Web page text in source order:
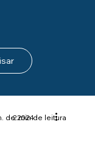
de 2024
2 min de leitura